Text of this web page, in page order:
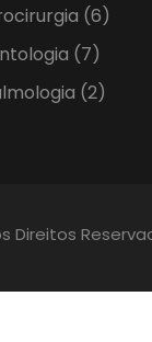
(6)
(7)
(2)
Direitos